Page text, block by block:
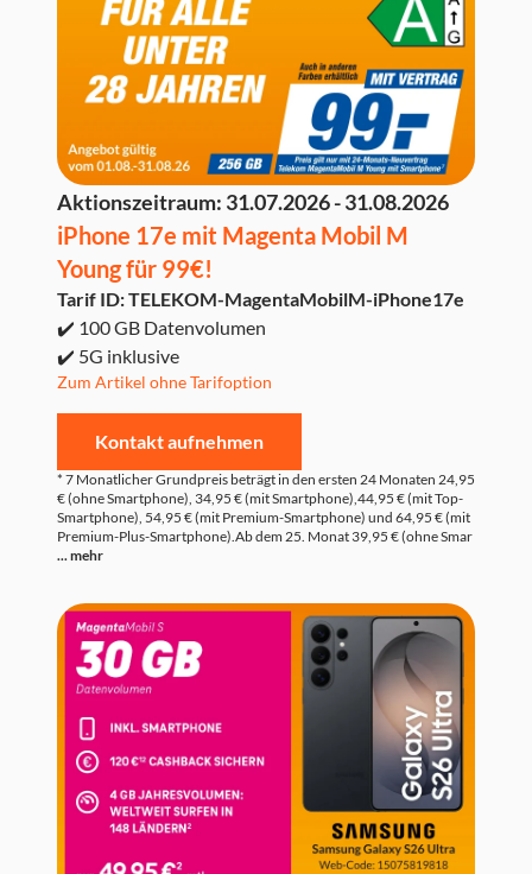
Aktionszeitraum: 31.07.2026 - 31.08.2026
iPhone 17e mit Magenta Mobil M
Young für 99€!
Tarif ID: TELEKOM-MagentaMobilM-iPhone17e
✔️ 100 GB Datenvolumen
✔️ 5G inklusive
Zum Artikel ohne Tarifoption
Kontakt aufnehmen
* 7 Monatlicher Grundpreis beträgt in den ersten 24 Monaten 24,95
€ (ohne Smartphone), 34,95 € (mit Smartphone),44,95 € (mit Top-
Smartphone), 54,95 € (mit Premium-Smartphone) und 64,95 € (mit
Premium-Plus-Smartphone).Ab dem 25. Monat 39,95 € (ohne Smar
... mehr